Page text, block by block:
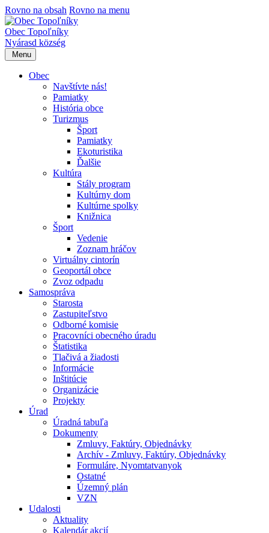
Rovno na obsah Rovno na menu
Obec Topoľníky
Nyárasd község
Menu
Obec
Navštívte nás!
Pamiatky
História obce
Turizmus
Šport
Pamiatky
Ekoturistika
Ďalšie
Kultúra
Stály program
Kultúrny dom
Kultúrne spolky
Knižnica
Šport
Vedenie
Zoznam hráčov
Virtuálny cintorín
Geoportál obce
Zvoz odpadu
Samospráva
Starosta
Zastupiteľstvo
Odborné komisie
Pracovníci obecného úradu
Štatistika
Tlačivá a žiadosti
Informácie
Inštitúcie
Organizácie
Projekty
Úrad
Úradná tabuľa
Dokumenty
Zmluvy, Faktúry, Objednávky
Archív - Zmluvy, Faktúry, Objednávky
Formuláre, Nyomtatvanyok
Ostatné
Územný plán
VZN
Udalosti
Aktuality
Kalendár akcií